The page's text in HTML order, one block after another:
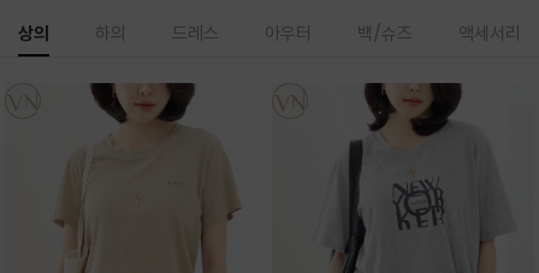
상의 하의 드레스 아우터 백/슈즈 액세서리